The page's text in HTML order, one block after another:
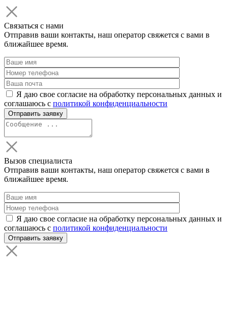
Связаться с нами
Отправив ваши контакты, наш оператор свяжется с вами в
ближайшее время.
Я даю свое согласие на обработку персональных данных и
соглашаюсь с политикой конфиденциальности
Вызов специалиста
Отправив ваши контакты, наш оператор свяжется с вами в
ближайшее время.
Я даю свое согласие на обработку персональных данных и
соглашаюсь с политикой конфиденциальности